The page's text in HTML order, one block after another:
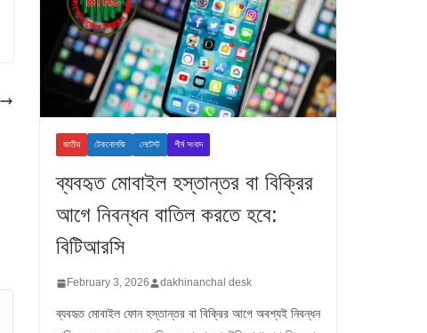
জাতীয় টেকনোলজি লেটেস্ট শীর্ষ সংবাদ
ব্যবহৃত মোবাইল হস্তান্তর বা বিক্রির
আগে নিবন্ধন বাতিল করতে হবে:
বিটিআরসি
February 3, 2026 dakhinanchal desk
ব্যবহৃত মোবাইল ফোন হস্তান্তর বা বিক্রির আগে অবশ্যই নিবন্ধন